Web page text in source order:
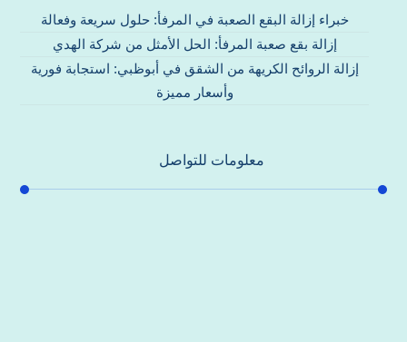
خبراء إزالة البقع الصعبة في المرفأ: حلول سريعة وفعالة
إزالة بقع صعبة المرفأ: الحل الأمثل من شركة الهدي
إزالة الروائح الكريهة من الشقق في أبوظبي: استجابة فورية
وأسعار مميزة
معلومات للتواصل